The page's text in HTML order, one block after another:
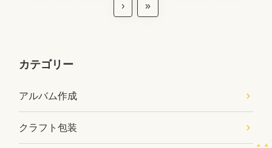
› »
カテゴリー
アルバム作成
クラフト包装